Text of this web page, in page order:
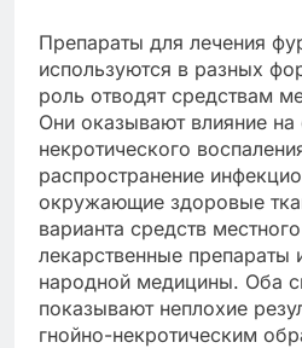
Препараты для лечения
используются в разных
роль отводят средствам
Они оказывают влияние на
некротического
распространение
окружающие здоровые
варианта средств
лекарственные препараты
народной медицины. Оба
показывают неплохие
гнойно-некротическим